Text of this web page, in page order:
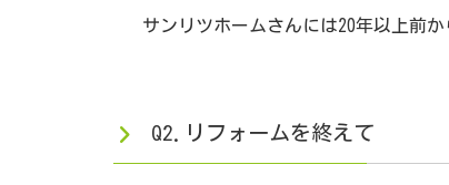
サンリツホームさんには20年以上前か
Q2.リフォームを終えて